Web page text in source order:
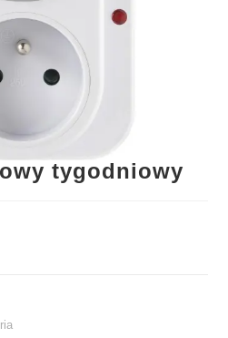
tygodniowy